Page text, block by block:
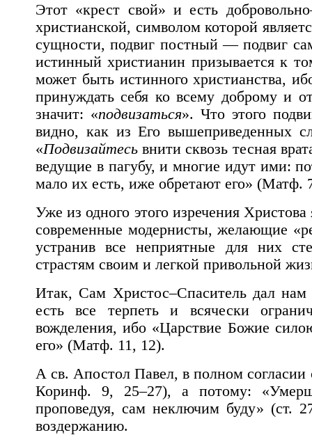
Этот «крест свой» и есть
христианской, символом которой
сущности, подвиг постный — подвиг
истинный христианин призывается к
может быть истинного христианства,
принуждать себя ко всему доброму и
значит: «подвизаться». Что этого
видно, как из Его вышеприведенных
«Подвизайтесь внити сквозь тесная
ведущие в пагубу, и многие идут ими:
мало их есть, иже обретают его» (Матф.
Уже из одного этого изречения
современные модернисты, желающие
устранив все неприятные для них
страстям своим и легкой привольной
Итак, Сам Христос–Спаситель дал нам
есть все терпеть и всячески
вожделения, ибо «Царствие Божие
его» (Матф. 11, 12).
А св. Апостол Павел, в полном согласии
Коринф. 9, 25–27), а потому:
проповедуя, сам неключим буду» (ст.
воздержанию.